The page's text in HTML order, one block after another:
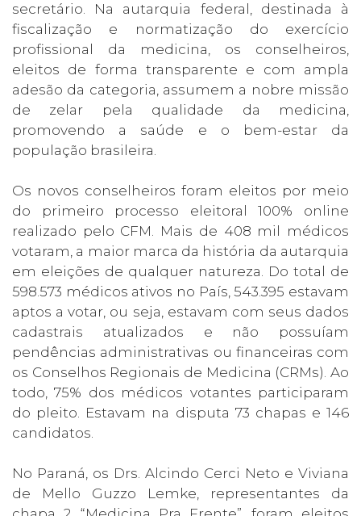
secretário. Na autarquia federal, destinada à
fiscalização e normatização do exercício
profissional da medicina, os conselheiros,
eleitos de forma transparente e com ampla
adesão da categoria, assumem a nobre missão
de zelar pela qualidade da medicina,
promovendo a saúde e o bem-estar da
população brasileira.
Os novos conselheiros foram eleitos por meio
do primeiro processo eleitoral 100% online
realizado pelo CFM. Mais de 408 mil médicos
votaram, a maior marca da história da autarquia
em eleições de qualquer natureza. Do total de
598.573 médicos ativos no País, 543.395 estavam
aptos a votar, ou seja, estavam com seus dados
cadastrais atualizados e não possuíam
pendências administrativas ou financeiras com
os Conselhos Regionais de Medicina (CRMs). Ao
todo, 75% dos médicos votantes participaram
do pleito. Estavam na disputa 73 chapas e 146
candidatos.
No Paraná, os Drs. Alcindo Cerci Neto e Viviana
de Mello Guzzo Lemke, representantes da